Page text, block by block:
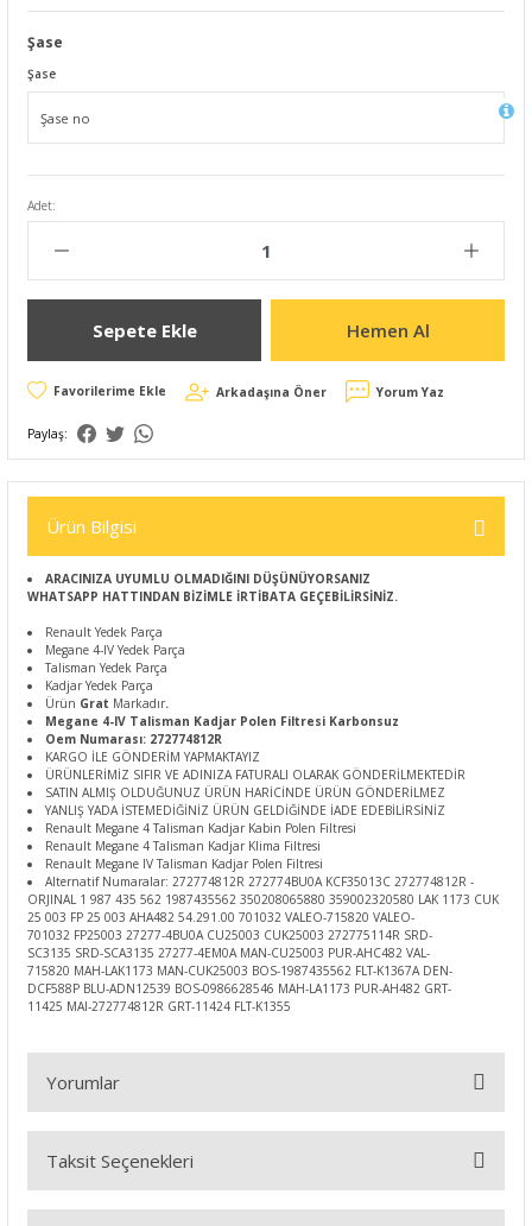
Şase
Şase
Adet:
Sepete Ekle Hemen Al
Arkadaşına Öner Yorum Yaz
Paylaş:
Ürün Bilgisi
ARACINIZA UYUMLU OLMADIĞINI DÜŞÜNÜYORSANIZ
WHATSAPP HATTINDAN BİZİMLE İRTİBATA GEÇEBİLİRSİNİZ.
Renault Yedek Parça
Megane 4-IV Yedek Parça
Talisman Yedek Parça
Kadjar Yedek Parça
Ürün Grat Markadır.
Megane 4-IV Talisman Kadjar Polen Filtresi Karbonsuz
Oem Numarası: 272774812R
KARGO İLE GÖNDERİM YAPMAKTAYIZ
ÜRÜNLERİMİZ SIFIR VE ADINIZA FATURALI OLARAK GÖNDERİLMEKTEDİR
SATIN ALMIŞ OLDUĞUNUZ ÜRÜN HARİCİNDE ÜRÜN GÖNDERİLMEZ
YANLIŞ YADA İSTEMEDİĞİNİZ ÜRÜN GELDİĞİNDE İADE EDEBİLİRSİNİZ
Renault Megane 4 Talisman Kadjar Kabin Polen Filtresi
Renault Megane 4 Talisman Kadjar Klima Filtresi
Renault Megane IV Talisman Kadjar Polen Filtresi
Alternatif Numaralar: 272774812R 272774BU0A KCF35013C 272774812R -
ORJINAL 1 987 435 562 1987435562 350208065880 359002320580 LAK 1173 CUK
25 003 FP 25 003 AHA482 54.291.00 701032 VALEO-715820 VALEO-
701032 FP25003 27277-4BU0A CU25003 CUK25003 272775114R SRD-
SC3135 SRD-SCA3135 27277-4EM0A MAN-CU25003 PUR-AHC482 VAL-
715820 MAH-LAK1173 MAN-CUK25003 BOS-1987435562 FLT-K1367A DEN-
DCF588P BLU-ADN12539 BOS-0986628546 MAH-LA1173 PUR-AH482 GRT-
11425 MAI-272774812R GRT-11424 FLT-K1355
Yorumlar
Bu ürüne ilk yorumu siz yapın!
Taksit Seçenekleri